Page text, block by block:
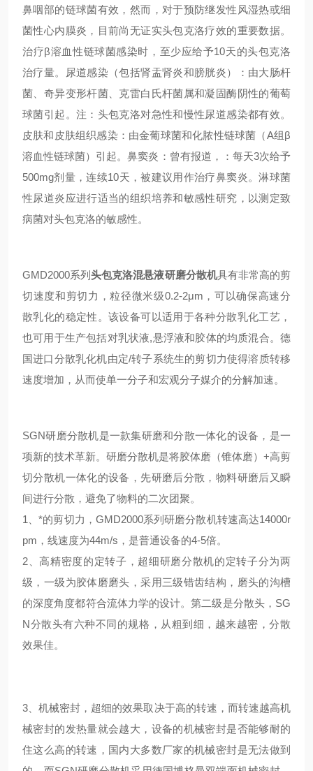
鼻咽部的链球菌有效，然而，对于预防继发性风湿热或细
菌性心内膜炎，目前尚无证实头包克洛疗效的重要数据。
治疗β溶血性链球菌感染时，至少应给予10天的头包克洛
治疗量。尿道感染（包括肾盂肾炎和膀胱炎）：由大肠杆
菌、奇异变形杆菌、克雷白氏杆菌属和凝固酶阴性的葡萄
球菌引起。注：头包克洛对急性和慢性尿道感染都有效。
皮肤和皮肤组织感染：由金葡球菌和化脓性链球菌（A组β
溶血性链球菌）引起。鼻窦炎：曾有报道，：每天3次给予
500mg剂量，连续10天，被建议用作治疗鼻窦炎。淋球菌
性尿道炎应进行适当的组织培养和敏感性研究，以测定致
病菌对头包克洛的敏感性。
GMD2000系列头包克洛混悬液研磨分散机具有非常高的剪
切速度和剪切力，粒径微米级0.2-2μm，可以确保高速分
散乳化的稳定性。该设备可以适用于各种分散乳化工艺，
也可用于生产包括对乳状液,悬浮液和胶体的均质混合。德
国进口分散乳化机由定/转子系统生的剪切力使得溶质转移
速度增加，从而使单一分子和宏观分子媒介的分解加速。
SGN研磨分散机是一款集研磨和分散一体化的设备，是一
项新的技术革新。研磨分散机是将胶体磨（锥体磨）+高剪
切分散机一体化的设备，先研磨后分散，物料研磨后又瞬
间进行分散，避免了物料的二次团聚。
1、*的剪切力， GMD2000系列研磨分散机转速高达14000r
pm，线速度为44m/s，是普通设备的4-5倍。
2、高精密度的定转子，超细研磨分散机的定转子分为两
级，一级为胶体磨磨头，采用三级错齿结构，磨头的沟槽
的深度角度都符合流体力学的设计。第二级是分散头， SG
N分散头有六种不同的规格，从粗到细，越来越密，分散
效果佳。
3、机械密封，超细的效果取决于高的转速，而转速越高机
械密封的发热量就会越大，设备的机械密封是否能够耐的
住这么高的转速，国内大多数厂家的机械密封是无法做到